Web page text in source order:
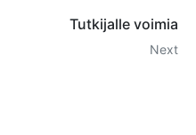
Tutkijalle voimia
Next